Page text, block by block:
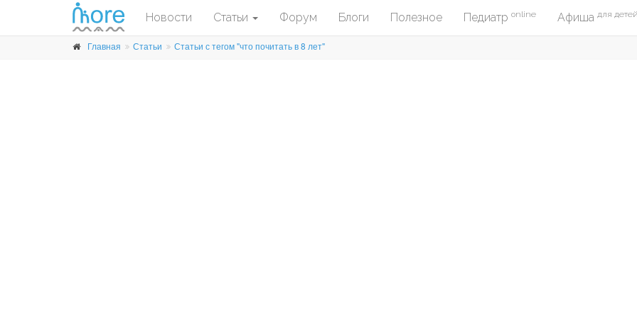
Новости Статьи Форум Блоги Полезное Педиатр online Афиша для детей
Главная Статьи Статьи с тегом "что почитать в 8 лет"